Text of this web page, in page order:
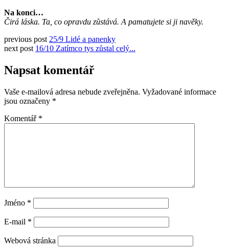
Na konci…
Čirá láska. Ta, co opravdu zůstává. A pamatujete si ji navěky.
previous post 25/9 Lidé a panenky
next post 16/10 Zatímco tys zůstal celý...
Napsat komentář
Vaše e-mailová adresa nebude zveřejněna. Vyžadované informace
jsou označeny *
Komentář *
Jméno *
E-mail *
Webová stránka